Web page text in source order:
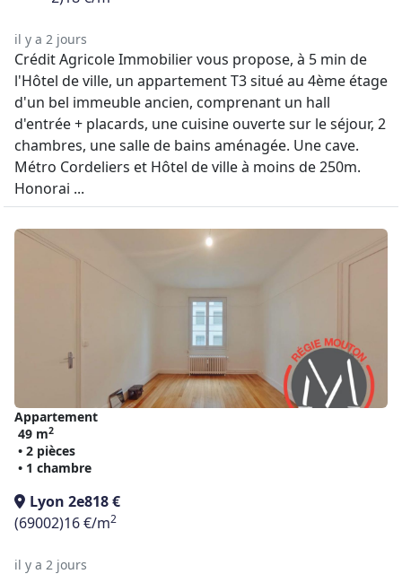
il y a 2 jours
Crédit Agricole Immobilier vous propose, à 5 min de
l'Hôtel de ville, un appartement T3 situé au 4ème étage
d'un bel immeuble ancien, comprenant un hall
d'entrée + placards, une cuisine ouverte sur le séjour, 2
chambres, une salle de bains aménagée. Une cave.
Métro Cordeliers et Hôtel de ville à moins de 250m.
Honorai ...
Appartement
49 m2
• 2 pièces
• 1 chambre
Lyon 2e818 €
(69002)16 €/m2
il y a 2 jours